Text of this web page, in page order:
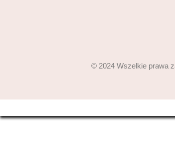
© 2024 Wszelkie prawa